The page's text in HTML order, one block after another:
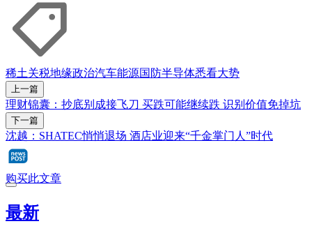
稀土关税地缘政治汽车能源国防半导体悉看大势
上一篇
理财锦囊：抄底别成接飞刀 买跌可能继续跌 识别价值免掉坑
下一篇
沈越：SHATEC悄悄退场 酒店业迎来“千金掌门人”时代
购买此文章
最新